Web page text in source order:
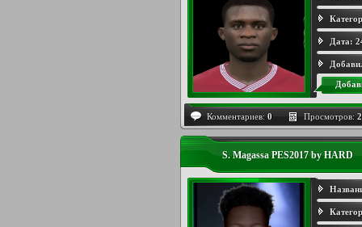
Дата:
Комментариев: 0 Просмотров:
S. Magassa PES2017 by HARD